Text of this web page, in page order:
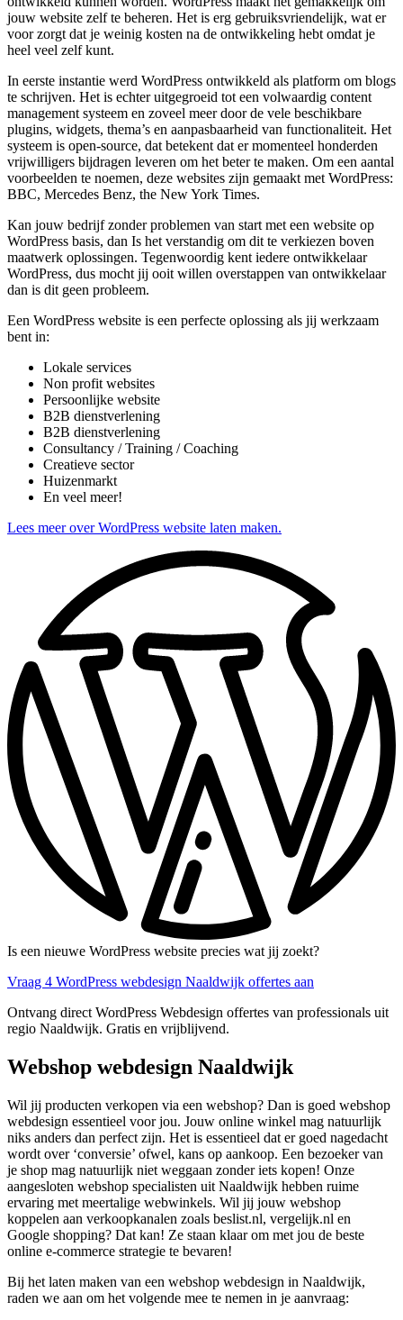
jouw website zelf te beheren. Het is erg gebruiksvriendelijk, wat er
voor zorgt dat je weinig kosten na de ontwikkeling hebt omdat je
heel veel zelf kunt.
In eerste instantie werd WordPress ontwikkeld als platform om blogs
te schrijven. Het is echter uitgegroeid tot een volwaardig content
management systeem en zoveel meer door de vele beschikbare
plugins, widgets, thema’s en aanpasbaarheid van functionaliteit. Het
systeem is open-source, dat betekent dat er momenteel honderden
vrijwilligers bijdragen leveren om het beter te maken. Om een aantal
voorbeelden te noemen, deze websites zijn gemaakt met WordPress:
BBC, Mercedes Benz, the New York Times.
Kan jouw bedrijf zonder problemen van start met een website op
WordPress basis, dan Is het verstandig om dit te verkiezen boven
maatwerk oplossingen. Tegenwoordig kent iedere ontwikkelaar
WordPress, dus mocht jij ooit willen overstappen van ontwikkelaar
dan is dit geen probleem.
Een WordPress website is een perfecte oplossing als jij werkzaam
bent in:
Lokale services
Non profit websites
Persoonlijke website
B2B dienstverlening
B2B dienstverlening
Consultancy / Training / Coaching
Creatieve sector
Huizenmarkt
En veel meer!
Lees meer over WordPress website laten maken.
Is een nieuwe WordPress website precies wat jij zoekt?
Vraag 4 WordPress webdesign Naaldwijk offertes aan
Ontvang direct WordPress Webdesign offertes van professionals uit
regio Naaldwijk. Gratis en vrijblijvend.
Webshop webdesign Naaldwijk
Wil jij producten verkopen via een webshop? Dan is goed webshop
webdesign essentieel voor jou. Jouw online winkel mag natuurlijk
niks anders dan perfect zijn. Het is essentieel dat er goed nagedacht
wordt over ‘conversie’ ofwel, kans op aankoop. Een bezoeker van
je shop mag natuurlijk niet weggaan zonder iets kopen! Onze
aangesloten webshop specialisten uit Naaldwijk hebben ruime
ervaring met meertalige webwinkels. Wil jij jouw webshop
koppelen aan verkoopkanalen zoals beslist.nl, vergelijk.nl en
Google shopping? Dat kan! Ze staan klaar om met jou de beste
online e-commerce strategie te bevaren!
Bij het laten maken van een webshop webdesign in Naaldwijk,
raden we aan om het volgende mee te nemen in je aanvraag: